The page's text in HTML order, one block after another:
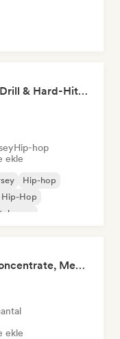
It's a Trap! 💥 Drill, UK Drill & Hard-Hitting Trap
Hip-hop
ekle
Hip-hop
Hop
Chillscapes ~ Relax, Concentrate, Meditate, Sleep, Dream
ekle